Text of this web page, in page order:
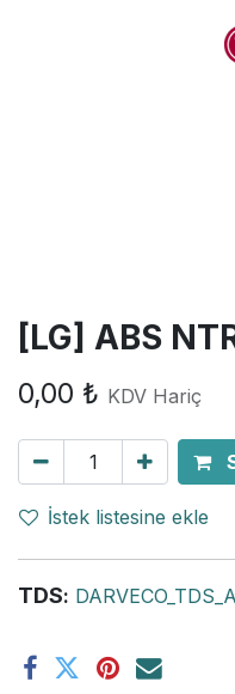
[LG] ABS
0,00 ₺ KDV Hariç
İstek listesine ekle
TDS: